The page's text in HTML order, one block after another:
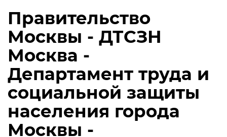
Правительство
Москвы - ДТСЗН
Москва -
Департамент труда и
социальной защиты
населения города
Москвы -